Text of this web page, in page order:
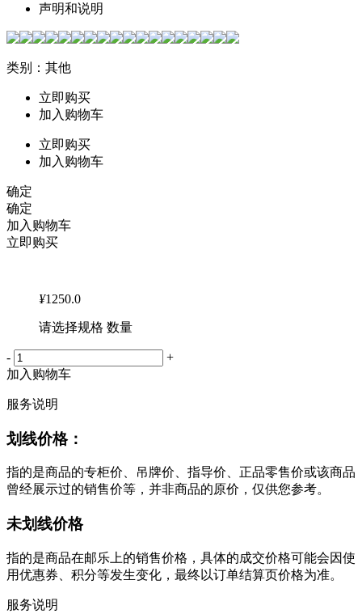
声明和说明
类别：其他
立即购买
加入购物车
立即购买
加入购物车
确定
确定
加入购物车
立即购买
¥1250.0
请选择规格 数量
-
+
加入购物车
服务说明
划线价格：
指的是商品的专柜价、吊牌价、指导价、正品零售价或该商品
曾经展示过的销售价等，并非商品的原价，仅供您参考。
未划线价格
指的是商品在邮乐上的销售价格，具体的成交价格可能会因使
用优惠券、积分等发生变化，最终以订单结算页价格为准。
服务说明